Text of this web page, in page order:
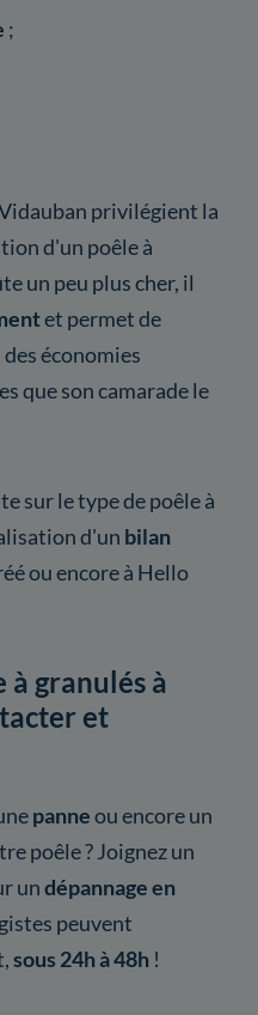
;
privilégient la
d'un poêle à
un peu plus cher, il
et permet de
des économies
que son camarade le
sur le type de poêle à
d'un bilan
ou encore à Hello
granulés à
et
panneou encore un
poêle ? Joignez un
undépannage en
peuvent
sous 24h à 48h !